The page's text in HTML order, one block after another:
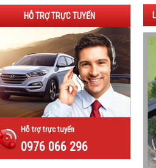
HỖ TRỢ TRỰC TUYẾN
Hỗ trợ trực tuyến
0976 066 296